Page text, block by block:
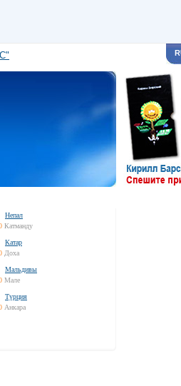
Непал
Катманду
Катар
Доха
Мальдивы
Мале
Турция
Анкара